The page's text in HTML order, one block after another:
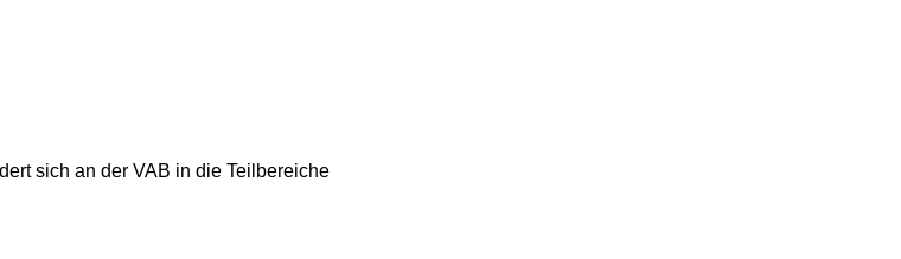
sich an der VAB in die Teilbereiche